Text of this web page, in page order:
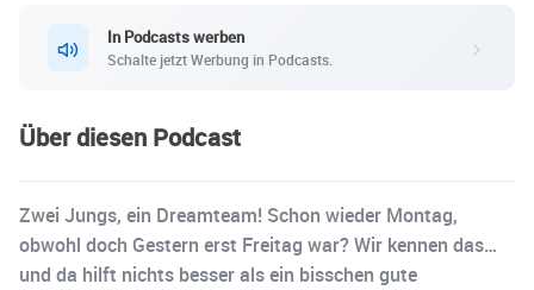
In Podcasts werben
Schalte jetzt Werbung in Podcasts.
Über diesen Podcast
Zwei Jungs, ein Dreamteam! Schon wieder Montag,
obwohl doch Gestern erst Freitag war? Wir kennen das…
und da hilft nichts besser als ein bisschen gute